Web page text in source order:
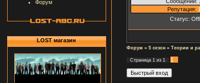
Форум
LOST магазин
Репутация:
Статус:
Форум » 5 сезон » Теории и
Страница 1 из 1
1